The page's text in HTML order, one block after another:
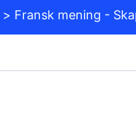
Fransk mening -